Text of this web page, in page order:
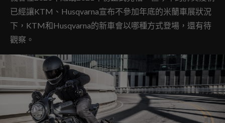
已經讓KTM、Husqvarna宣布不參加年底的米蘭車展狀況
下，KTM和Husqvarna的新車會以哪種方式登場，還有待
觀察。